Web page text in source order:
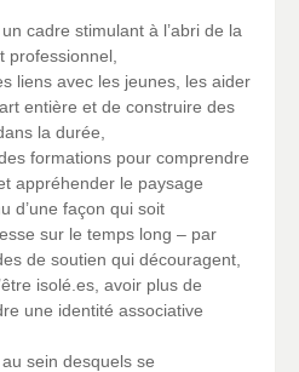
cadre stimulant à l’abri de la
professionnel,
liens avec les jeunes, les aider
entière et de construire des
la durée,
formations pour comprendre
appréhender le paysage
d’une façon qui soit
sur le temps long – par
de soutien qui découragent,
isolé.es, avoir plus de
une identité associative
sein desquels se